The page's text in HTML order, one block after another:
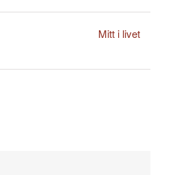
Mitt i livet